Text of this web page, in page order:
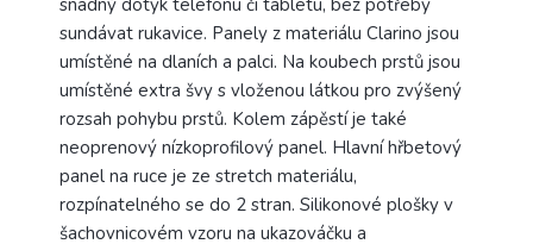
sundávat rukavice. Panely z materiálu Clarino jsou
umístěné na dlaních a palci. Na koubech prstů jsou
umístěné extra švy s vloženou látkou pro zvýšený
rozsah pohybu prstů. Kolem zápěstí je také
neoprenový nízkoprofilový panel. Hlavní hřbetový
panel na ruce je ze stretch materiálu,
rozpínatelného se do 2 stran. Silikonové plošky v
šachovnicovém vzoru na ukazováčku a